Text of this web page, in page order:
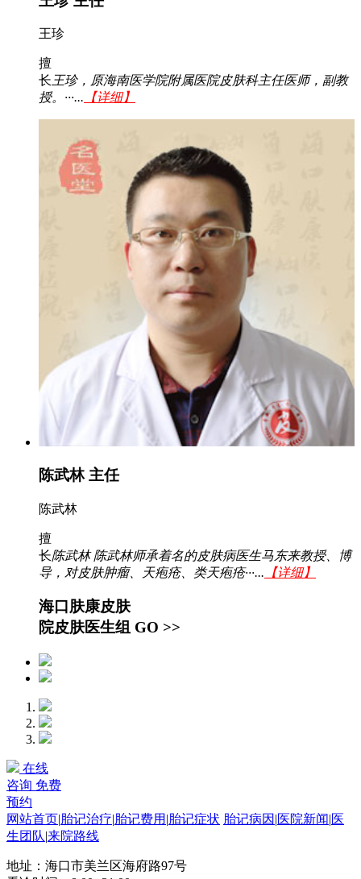
王珍
擅
长王珍，原海南医学院附属医院皮肤科主任医师，副教
授。···... 【详细】
陈武林 主任
陈武林
擅
长陈武林 陈武林师承着名的皮肤病医生马东来教授、博
导，对皮肤肿瘤、天疱疮、类天疱疮···... 【详细】
海口肤康皮肤
院皮肤医生组 GO >>
在线
咨询 免费
预约
网站首页|胎记治疗|胎记费用 |胎记症状 胎记病因 |医院新闻|医
生团队|来院路线
地址：海口市美兰区海府路97号